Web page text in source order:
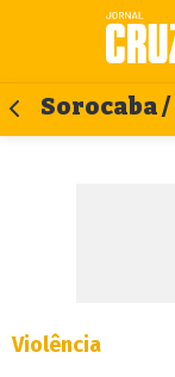
Sorocaba
Violência